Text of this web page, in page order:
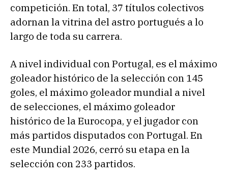
competición. En total, 37 títulos colectivos
adornan la vitrina del astro portugués a lo
largo de toda su carrera.
A nivel individual con Portugal, es el máximo
goleador histórico de la selección con 145
goles, el máximo goleador mundial a nivel
de selecciones, el máximo goleador
histórico de la Eurocopa, y el jugador con
más partidos disputados con Portugal. En
este Mundial 2026, cerró su etapa en la
selección con 233 partidos.